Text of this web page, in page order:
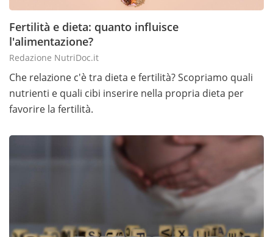
Fertilità e dieta: quanto influisce
l'alimentazione?
Redazione NutriDoc.it
Che relazione c'è tra dieta e fertilità? Scopriamo quali
nutrienti e quali cibi inserire nella propria dieta per
favorire la fertilità.